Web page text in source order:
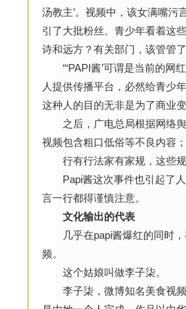
汤教主’。视频中，该女满嘴
引了大批粉丝。青少年看着这
诗和远方？有关部门，该管管
“‘PAPI酱’可谓是当前的网红
人提供传播平台，必然给青少
这种人的目的无非是为了商业
之后，广电总局根据网络舆
视频包含粗口低俗等不良内容
行有行法家有家规，这些规
Papi酱这次事件也引起了人
言一行都得谨慎注意。
文化输出的代表
几乎在papi酱爆红的同时，
频。
这个姑娘叫做李子柒。
李子柒，微博知名美食视频